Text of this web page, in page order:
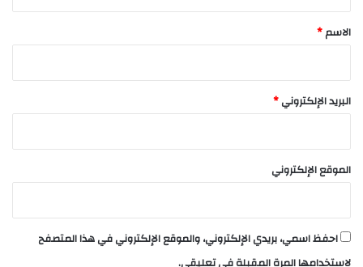
*
الاسم*
البريد الإلكتروني*
الموقع الإلكتروني
احفظ اسمي، بريدي الإلكتروني، والموقع الإلكتروني في هذا المتصفح